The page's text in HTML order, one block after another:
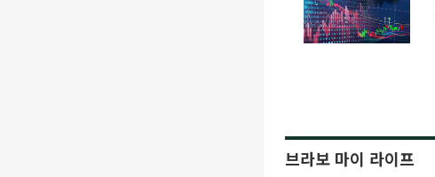
브라보 마이 라이프